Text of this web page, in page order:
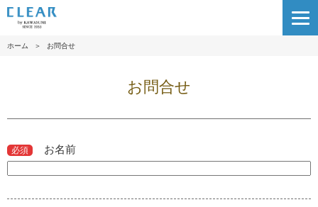
ホーム ＞ お問合せ
お問合せ
必須 お名前